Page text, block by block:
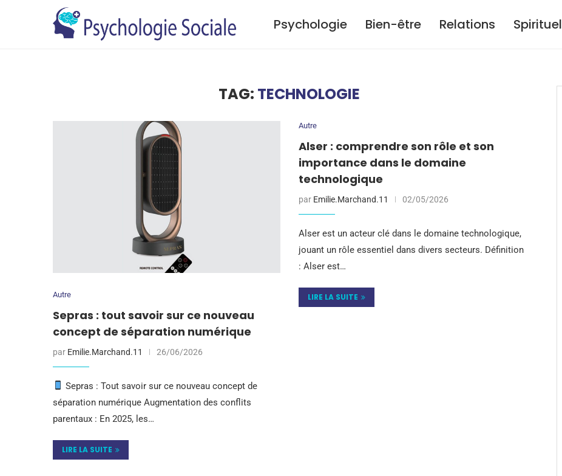
Psychologie Bien-être Relations Spirituel
TAG: TECHNOLOGIE
Autre
Sepras : tout savoir sur ce nouveau
concept de séparation numérique
par Emilie.Marchand.11 26/06/2026
Sepras : Tout savoir sur ce nouveau concept de
séparation numérique Augmentation des conflits
parentaux : En 2025, les…
LIRE LA SUITE
Autre
Alser : comprendre son rôle et son
importance dans le domaine
technologique
par Emilie.Marchand.11 02/05/2026
Alser est un acteur clé dans le domaine technologique,
jouant un rôle essentiel dans divers secteurs. Définition
: Alser est…
LIRE LA SUITE